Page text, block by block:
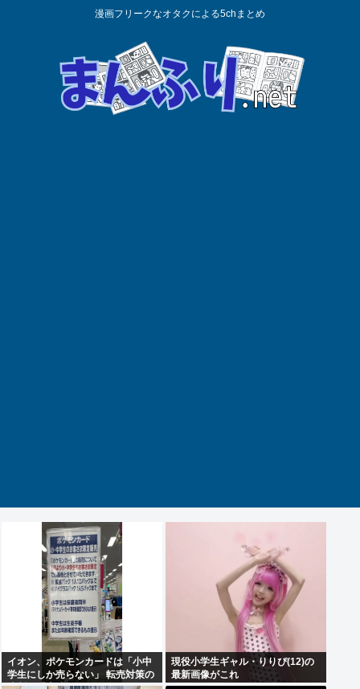
漫画フリークなオタクによる5chまとめ
イオン、ポケモンカードは「小中
学生にしか売らない」 転売対策の
現役小学生ギャル・りりぴ(12)の
最新画像がこれ